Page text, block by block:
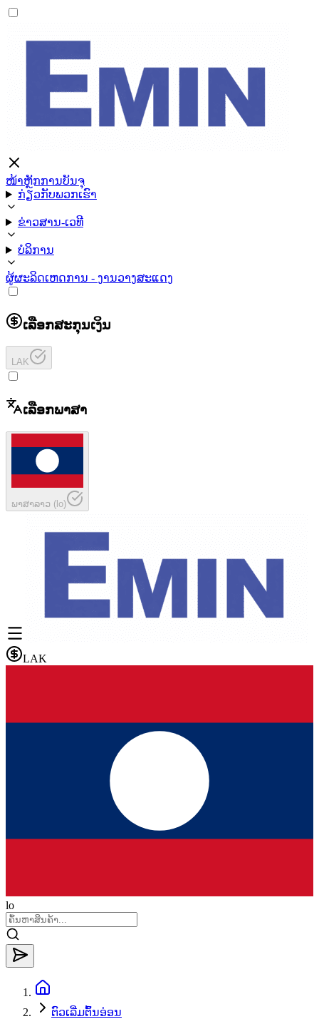
ໜ້າຫຼັກການບັນຈຸ
ກ່ຽວກັບພວກເຮົາ
ຂ່າວສານ-ເວທີ
ບໍລິການ
ຜູ້ຜະລິດເຫດການ - ງານວາງສະແດງ
ເລືອກສະກຸນເງິນ
LAK
ເລືອກພາສາ
ພາສາລາວ (lo)
LAK
lo
ຕົວເລີ່ມຕົ້ນອ່ອນ